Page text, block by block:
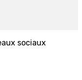
sociaux